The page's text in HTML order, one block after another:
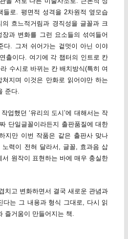
들로. 평면적 성격을 2차원적 옆모습
흐느적거림과 경직성을 글꼴과 크
과 변화를 그런 요소들의 섞여들어
다. 그저 쉬어가는 겉멋이 아닌 이야
출이다. 여기에 각 챕터의 인트로 칸
수시로 바뀌는 칸 배치방식(특히 여
지며 이것은 만화로 읽어야만 하는
준다.
업했던 ‘유리의 도시’에 대해서는 작
단일글꼴이라든지 출판품질에 대한
지만 이번 작품은 같은 출판사 맞나
노력이 전혀 달라서, 글꼴, 효과음 삽
원작이 표현하는 바에 매우 충실한
치고 변화하면서 결국 새로운 관념과
다는 그 내용과 형식 그대로, 다시 읽
즐거움이 만들어지는 책.